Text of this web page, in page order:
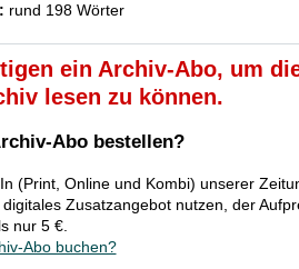
rund 198 Wörter
ein Archiv-Abo, um
lesen zu können.
Abo bestellen?
(Print, Online und Kombi) unserer
Zusatzangebot nutzen, der
nur 5 €.
Abo buchen?